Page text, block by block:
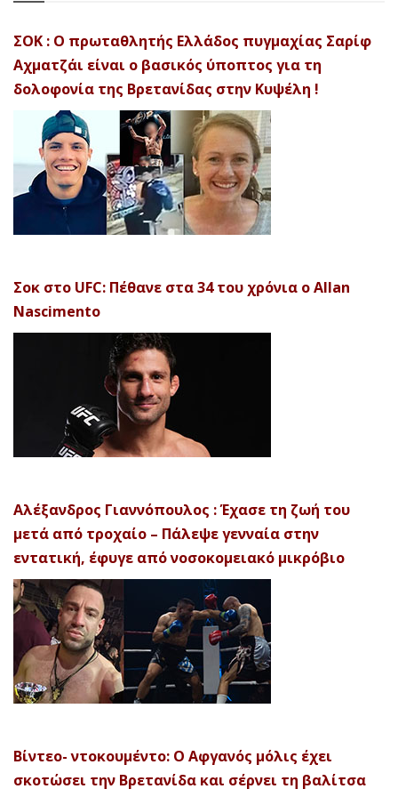
ΣΟΚ : Ο πρωταθλητής Ελλάδος πυγμαχίας Σαρίφ
Αχματζάι είναι ο βασικός ύποπτος για τη
δολοφονία της Βρετανίδας στην Κυψέλη !
Σοκ στο UFC: Πέθανε στα 34 του χρόνια ο Allan
Nascimento
Αλέξανδρος Γιαννόπουλος : Έχασε τη ζωή του
μετά από τροχαίο – Πάλεψε γενναία στην
εντατική, έφυγε από νοσοκομειακό μικρόβιο
Βίντεο- ντοκουμέντο: Ο Αφγανός μόλις έχει
σκοτώσει την Βρετανίδα και σέρνει τη βαλίτσα